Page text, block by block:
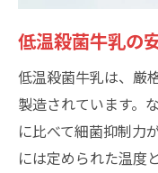
低温殺菌牛乳の
低温殺菌牛乳は、厳
製造されています。
に比べて細菌抑制力
には定められた温度